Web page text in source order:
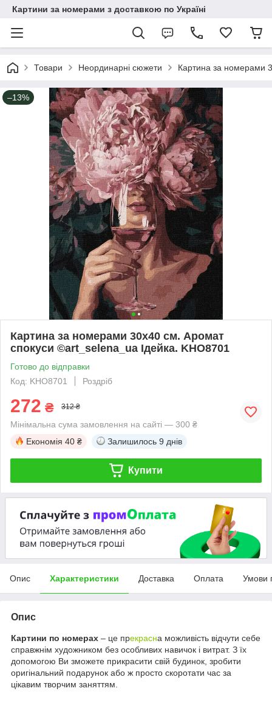
Картини за номерами з доставкою по Україні
Товари Неординарні сюжети Картина за номерами
–13%
Картина за номерами 30х40 см. Аромат
спокуси ©art_selena_ua Ідейка. KHO8701
Готово до відправки
Код: KHO8701
Роздріб
272 ₴ 312 ₴
Мінімальна сума замовлення на сайті — 300 ₴
Економія 40 ₴ Залишилось 9 днів
Купити
Опис Характеристики Доставка Оплата Умови
Опис
Картини по номерах – це прекрасна можливість відчути себе
справжнім художником без особливих навичок і витрат. З їх
допомогою Ви зможете прикрасити свій будинок, зробити
оригінальний подарунок або ж просто скоротати час за
цікавим творчим заняттям.